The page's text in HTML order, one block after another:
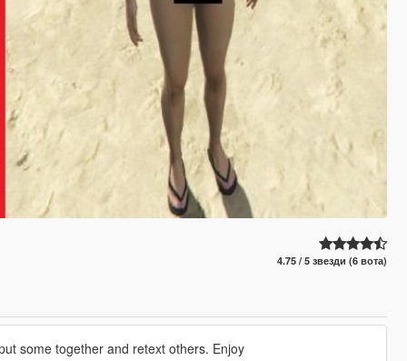
4.75 / 5 звезди (6 вота)
some together and retext others. Enjoy